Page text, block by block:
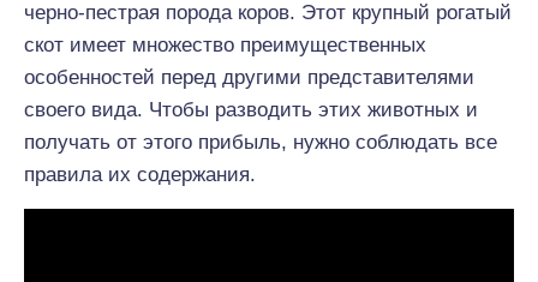
черно-пестрая порода коров. Этот крупный рогатый
скот имеет множество преимущественных
особенностей перед другими представителями
своего вида. Чтобы разводить этих животных и
получать от этого прибыль, нужно соблюдать все
правила их содержания.